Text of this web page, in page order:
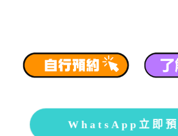
WhatsApp立即預